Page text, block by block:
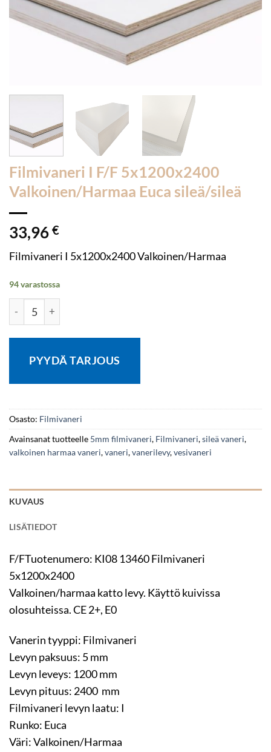
Filmivaneri I F/F 5x1200x2400
Valkoinen/Harmaa Euca sileä/sileä
33,96 €
Filmivaneri I 5x1200x2400 Valkoinen/Harmaa
94 varastossa
Filmivaneri I F/F 5x1200x2400 Valkoinen/Harmaa Euca sileä/
PYYDÄ TARJOUS
Osasto: Filmivaneri
Avainsanat tuotteelle 5mm filmivaneri, Filmivaneri,sileä vaneri,
valkoinen harmaa vaneri,vaneri,vanerilevy,vesivaneri
KUVAUS
LISÄTIEDOT
F/FTuotenumero: KI08 13460 Filmivaneri
5x1200x2400
Valkoinen/harmaa katto levy. Käyttö kuivissa
olosuhteissa. CE 2+, E0
Vanerin tyyppi: Filmivaneri
Levyn paksuus: 5 mm
Levyn leveys: 1200 mm
Levyn pituus: 2400 mm
Filmivaneri levyn laatu: I
Runko: Euca
Väri: Valkoinen/Harmaa